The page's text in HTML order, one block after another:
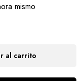
mismo
al carrito